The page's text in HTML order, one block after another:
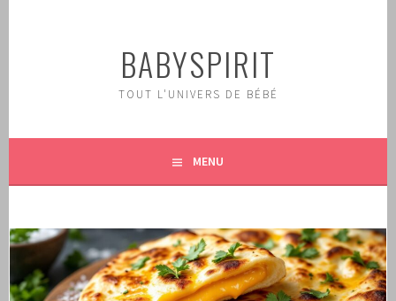
BABYSPIRIT
TOUT L'UNIVERS DE BÉBÉ
MENU